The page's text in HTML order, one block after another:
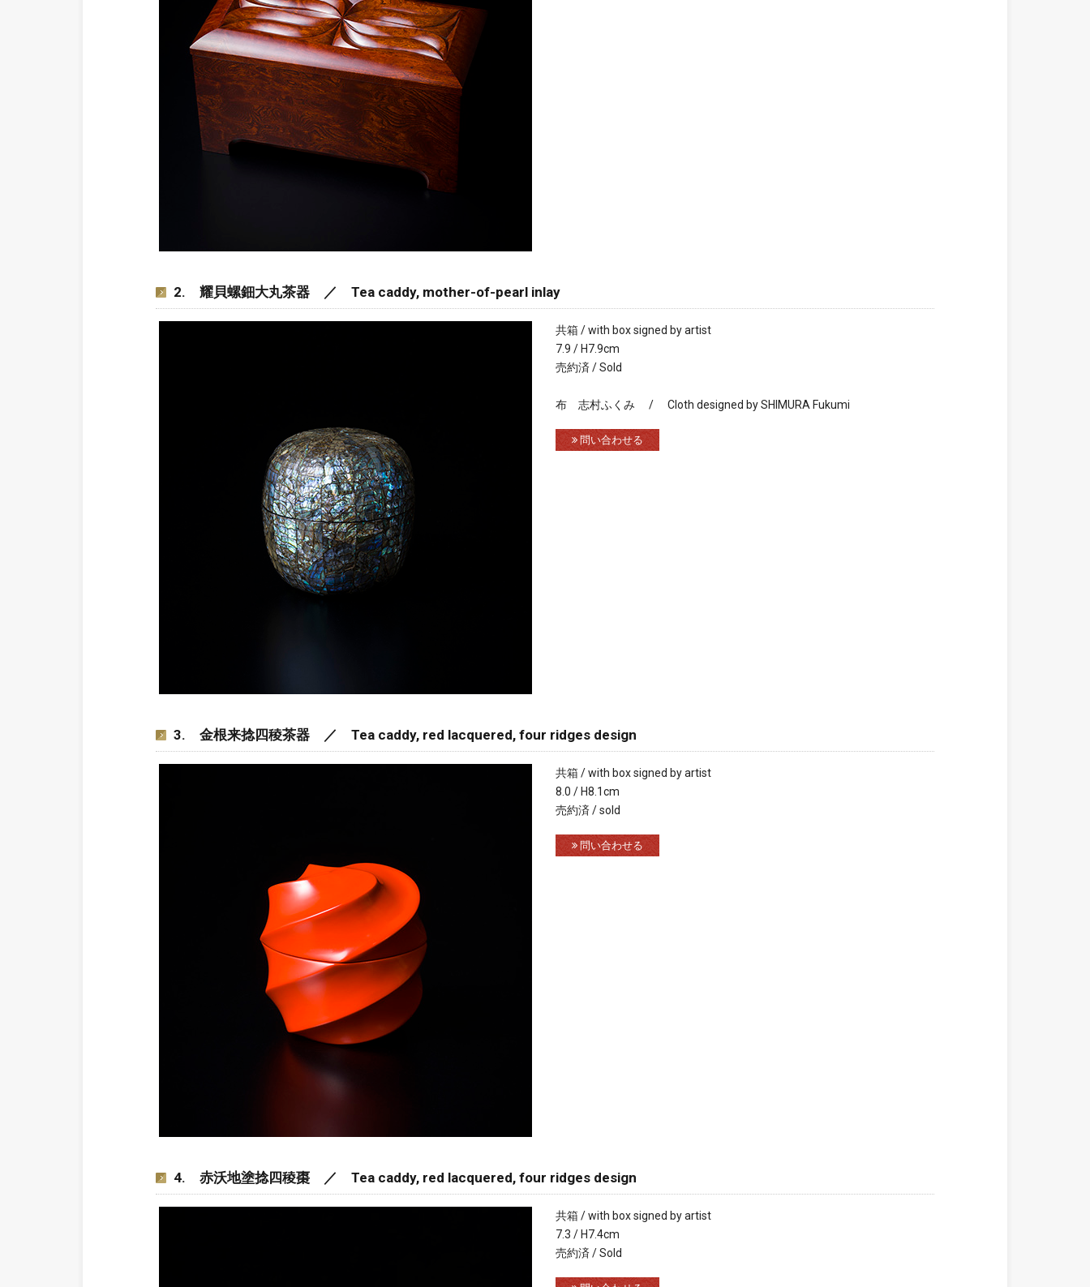
2. 耀貝螺鈿大丸茶器 ／ Tea caddy, mother-of-pearl inlay
共箱 / with box signed by artist
7.9 / H7.9cm
売約済 / Sold
布 志村ふくみ / Cloth designed by SHIMURA Fukumi
問い合わせる
3. 金根来捻四稜茶器 ／ Tea caddy, red lacquered, four ridges design
共箱 / with box signed by artist
8.0 / H8.1cm
売約済 / sold
問い合わせる
4. 赤沃地塗捻四稜棗 ／ Tea caddy, red lacquered, four ridges design
共箱 / with box signed by artist
7.3 / H7.4cm
売約済 / Sold